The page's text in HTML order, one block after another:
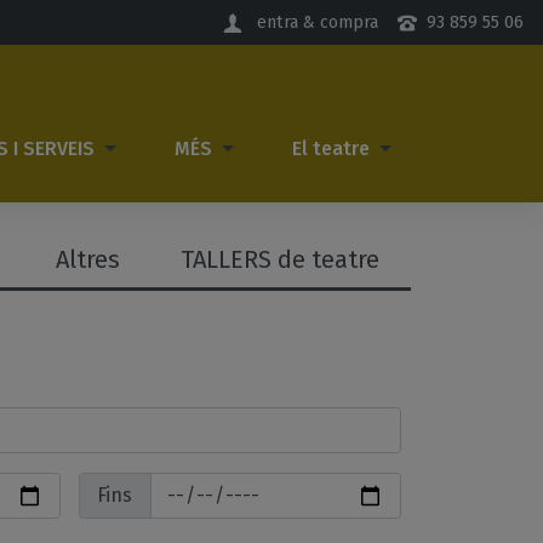
entra & compra 93 859 55 06
I SERVEIS MÉS El teatre
Altres TALLERS de teatre
FinsFins